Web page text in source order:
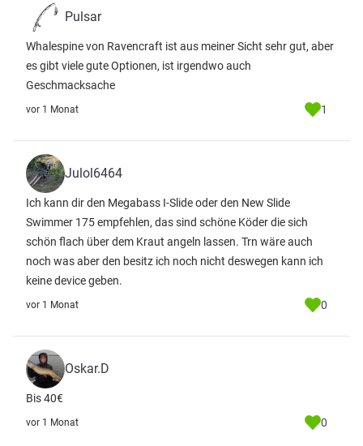
Pulsar
Whalespine von Ravencraft ist aus meiner Sicht sehr gut, aber
es gibt viele gute Optionen, ist irgendwo auch
Geschmacksache
vor 1 Monat 1
Julol6464
Ich kann dir den Megabass I-Slide oder den New Slide
Swimmer 175 empfehlen, das sind schöne Köder die sich
schön flach über dem Kraut angeln lassen. Trn wäre auch
noch was aber den besitz ich noch nicht deswegen kann ich
keine device geben.
vor 1 Monat 0
Oskar.D
Bis 40€
vor 1 Monat 0